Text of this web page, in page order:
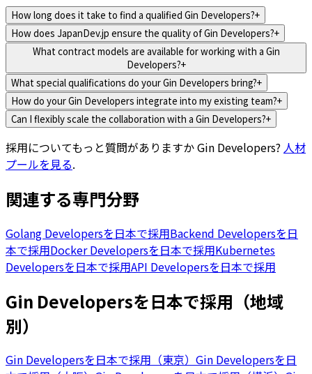
How long does it take to find a qualified Gin Developers?+
How does JapanDev.jp ensure the quality of Gin Developers?+
What contract models are available for working with a Gin
Developers?+
What special qualifications do your Gin Developers bring?+
How do your Gin Developers integrate into my existing team?+
Can I flexibly scale the collaboration with a Gin Developers?+
採用についてもっと質問がありますかGin Developers? 人材
プールを見る.
関連する専門分野
Golang Developersを日本で採用Backend Developersを日
本で採用Docker Developersを日本で採用Kubernetes
Developersを日本で採用API Developersを日本で採用
Gin Developersを日本で採用（地域
別）
Gin Developersを日本で採用（東京） Gin Developersを日